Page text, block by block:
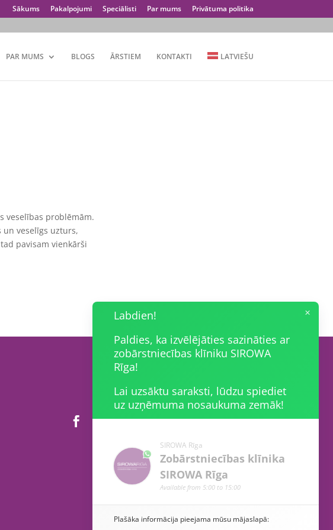
Sākums Pakalpojumi Speciālisti Par mums Privātuma politika
PAR MUMS BLOGS ĀRSTIEM KONTAKTI LATVIEŠU
veselības problēmām.
un veselīgs uzturs,
pavisam vienkārši
 
×
Labdien!
Paldies, ka izvēlējāties sazināties ar
zobārstniecības klīniku SIROWA
Rīga!
Lai uzsāktu saraksti, lūdzu spiediet
uz uzņēmuma nosaukuma zemāk!
SIROWA Rīga
Zobārstniecības klīnika
SIROWA Rīga
Available from 5:00 to 15:00
Plašāka informācija pieejama mūsu mājaslapā: